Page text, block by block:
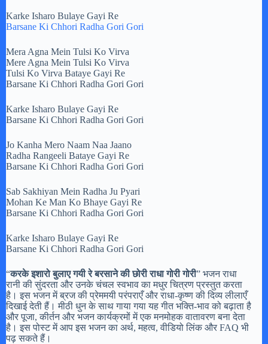
Karke Isharo Bulaye Gayi Re
Barsane Ki Chhori Radha Gori Gori
Mera Agna Mein Tulsi Ko Virva
Mere Agna Mein Tulsi Ko Virva
Tulsi Ko Virva Bataye Gayi Re
Barsane Ki Chhori Radha Gori Gori
Karke Isharo Bulaye Gayi Re
Barsane Ki Chhori Radha Gori Gori
Jo Kanha Mero Naam Naa Jaano
Radha Rangeeli Bataye Gayi Re
Barsane Ki Chhori Radha Gori Gori
Sab Sakhiyan Mein Radha Ju Pyari
Mohan Ke Man Ko Bhaye Gayi Re
Barsane Ki Chhori Radha Gori Gori
Karke Isharo Bulaye Gayi Re
Barsane Ki Chhori Radha Gori Gori
“करके इशारो बुलाए गयी रे बरसाने की छोरी राधा गोरी गोरी” भजन राधा
रानी की सुंदरता और उनके चंचल स्वभाव का मधुर चित्रण प्रस्तुत करता
है। इस भजन में ब्रज की प्रेममयी परंपराएँ और राधा-कृष्ण की दिव्य लीलाएँ
दिखाई देती हैं। मीठी धुन के साथ गाया गया यह गीत भक्ति-भाव को बढ़ाता है
और पूजा, कीर्तन और भजन कार्यक्रमों में एक मनमोहक वातावरण बना देता
है। इस पोस्ट में आप इस भजन का अर्थ, महत्व, वीडियो लिंक और FAQ भी
पढ़ सकते हैं।